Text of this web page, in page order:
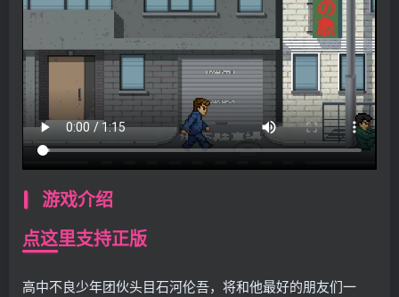
游戏介绍
点这里支持正版
高中不良少年团伙头目石河伦吾，将和他最好的朋友们一